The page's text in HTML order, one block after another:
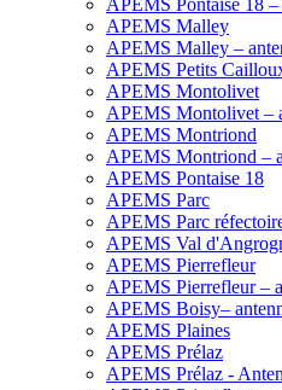
APEMS Malley
APEMS Malley –
APEMS Petits
APEMS Montolivet
APEMS Montolivet –
APEMS Montriond
APEMS Montriond –
APEMS Pontaise 18
APEMS Parc
APEMS Parc
APEMS Val
APEMS Pierrefleur
APEMS Pierrefleur –
APEMS Boisy–
APEMS Plaines
APEMS Prélaz
APEMS Prélaz -